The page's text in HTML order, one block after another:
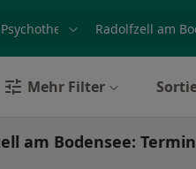
Mehr Filter
am Bodensee: Termin